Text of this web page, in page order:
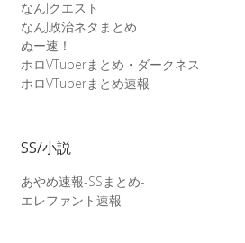
なんJクエスト
なんJ政治ネタまとめ
ぬー速！
ホロVTuberまとめ・ダークネス
ホロVTuberまとめ速報
SS/小説
あやめ速報-SSまとめ-
エレファント速報